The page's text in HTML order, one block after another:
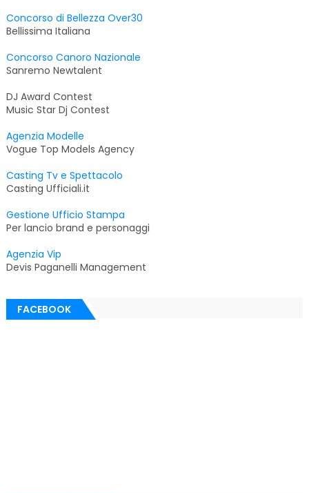
Concorso di Bellezza Over30
Bellissima Italiana
Concorso Canoro Nazionale
Sanremo Newtalent
DJ Award Contest
Music Star Dj Contest
Agenzia Modelle
Vogue Top Models Agency
Casting Tv e Spettacolo
Casting Ufficiali.it
Gestione Ufficio Stampa
Per lancio brand e personaggi
Agenzia Vip
Devis Paganelli Management
FACEBOOK